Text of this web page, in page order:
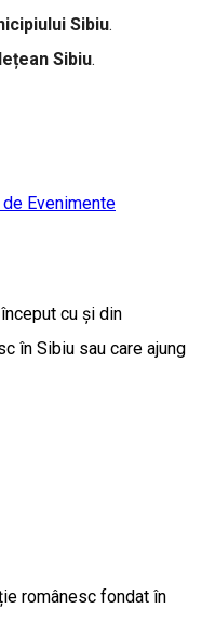
Sibiu.
Sibiu.
Evenimente
cu și din
în Sibiu sau care ajung
românesc fondat în